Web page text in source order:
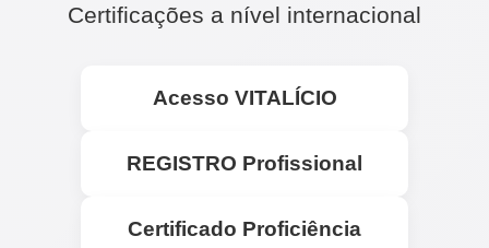
Certificações a nível internacional
Acesso VITALÍCIO
REGISTRO Profissional
Certificado Proficiência